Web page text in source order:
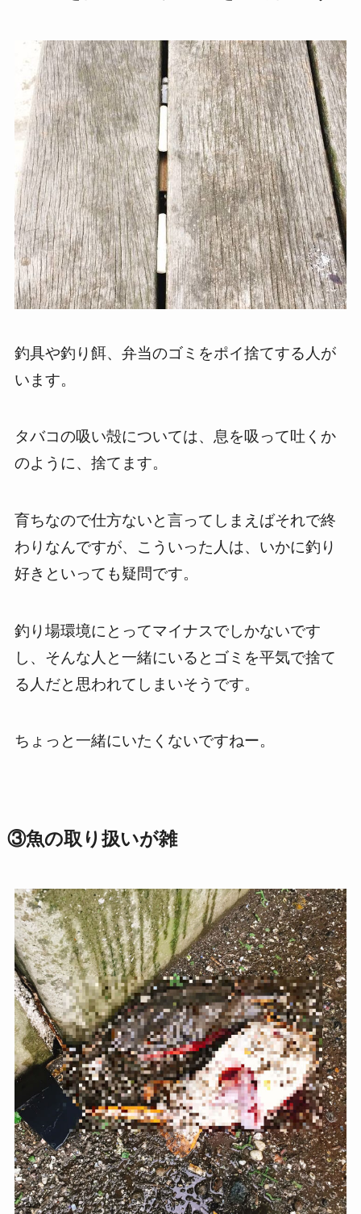
釣具や釣り餌、弁当のゴミをポイ捨てする人が
います。
タバコの吸い殻については、息を吸って吐くか
のように、捨てます。
育ちなので仕方ないと言ってしまえばそれで終
わりなんですが、こういった人は、いかに釣り
好きといっても疑問です。
釣り場環境にとってマイナスでしかないです
し、そんな人と一緒にいるとゴミを平気で捨て
る人だと思われてしまいそうです。
ちょっと一緒にいたくないですねー。
③魚の取り扱いが雑